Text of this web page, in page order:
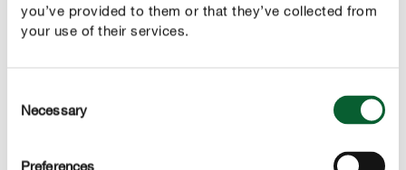
you’ve provided to them or that they’ve collected from
your use of their services.
Selection
Necessary
Preferences
recouverte d’un papier cuisson et enfournez-la sur le
rail du milieu, faites cuire pendant 40 minutes
Confectionnez la farce durant la cuisson des patates
douces. Hachez menu l’oignon et l’ail et coupez le
poêle dans un peu d’huile. Assaisonnez ensuite avec